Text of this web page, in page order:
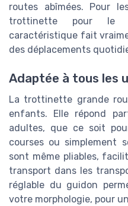
routes abîmées. Pour
trottinette pour le
caractéristique fait
des déplacements
Adaptée à tous les
La trottinette grande
enfants. Elle répond
adultes, que ce soit
courses ou simplement
sont même pliables,
transport dans les
réglable du guidon
votre morphologie, pour